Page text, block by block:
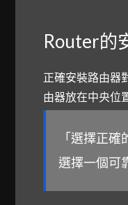
Router的
正確安裝路由器
由器放在中央位
「選擇正
選擇一個可